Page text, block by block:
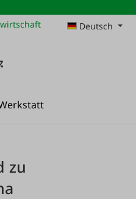
Deutsch
0 Produkte auf dem
zu